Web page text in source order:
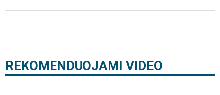
REKOMENDUOJAMI VIDEO